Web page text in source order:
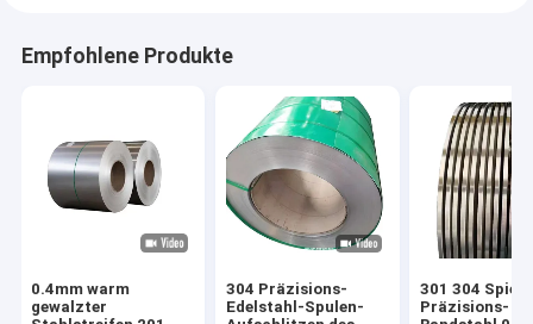
Empfohlene Produkte
0.4mm warm
gewalzter
304 Präzisions-
Edelstahl-Spulen-
301 304
Präzisions-